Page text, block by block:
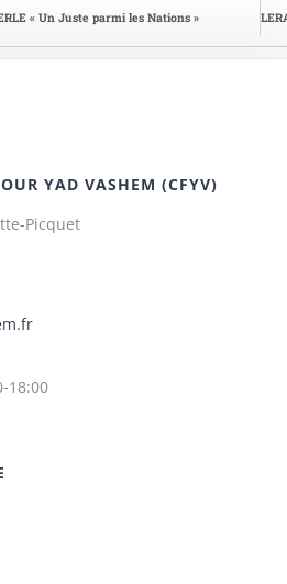
« Un Juste parmi les Nations »
YAD VASHEM (CFYV)
Picquet
18:00